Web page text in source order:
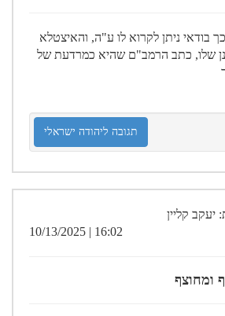
בודאי ניתן לקרוא לו ע"ה, והאיצטלא
שלו, כתב הרמב"ם שהיא כמרדעת של
תגובה ליהודה ישראלי
יעקב קליין
16:02 | 10/13/2025
ומחוצף